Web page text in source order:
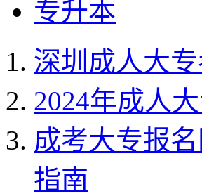
专升本
深圳成人大
2024年成人
成考大专报
指南